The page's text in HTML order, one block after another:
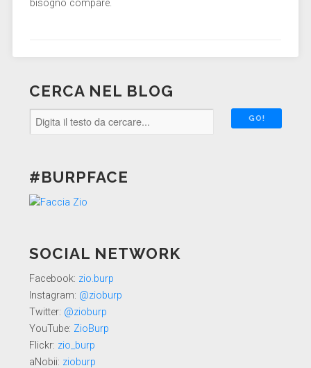
bisogno compare.
CERCA NEL BLOG
#BURPFACE
SOCIAL NETWORK
Facebook: zio.burp
Instagram: @zioburp
Twitter: @zioburp
YouTube: ZioBurp
Flickr: zio_burp
aNobii: zioburp